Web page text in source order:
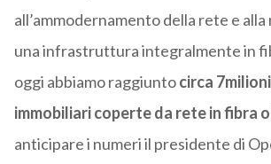
all’ammodernamento della rete e alla
una infrastruttura integralmente in
oggi abbiamo raggiuntocirca
immobiliari coperte da rete in fibra
anticipare i numeri il presidente di